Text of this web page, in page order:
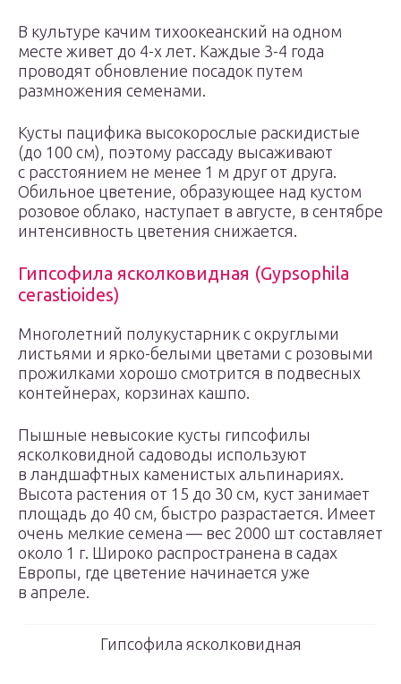
В культуре качим тихоокеанский на одном
месте живет до 4-х лет. Каждые 3-4 года
проводят обновление посадок путем
размножения семенами.
Кусты пацифика высокорослые раскидистые
(до 100 см), поэтому рассаду высаживают
с расстоянием не менее 1 м друг от друга.
Обильное цветение, образующее над кустом
розовое облако, наступает в августе, в сентябре
интенсивность цветения снижается.
Гипсофила ясколковидная (Gypsophila
cerastioides)
Многолетний полукустарник с округлыми
листьями и ярко-белыми цветами с розовыми
прожилками хорошо смотрится в подвесных
контейнерах, корзинах кашпо.
Пышные невысокие кусты гипсофилы
ясколковидной садоводы используют
в ландшафтных каменистых альпинариях.
Высота растения от 15 до 30 см, куст занимает
площадь до 40 см, быстро разрастается. Имеет
очень мелкие семена — вес 2000 шт составляет
около 1 г. Широко распространена в садах
Европы, где цветение начинается уже
в апреле.
Гипсофила ясколковидная